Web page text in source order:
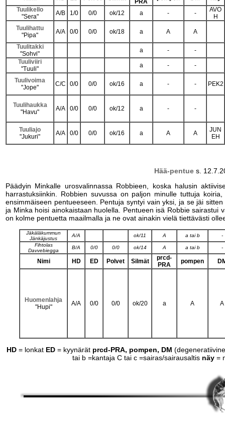
PRA
Tuulikello
"Sera"
A/B 1/0 0/0 ok/12 a - -
AVO
H
Tuulihattu
"Pipa"
A/A 0/0 0/0 ok/18 a A A
Tuulitakki
"Sohvi"
a -
-
Tuuliviiri
"Tuuli"
a - -
Tuulivoima
"Jope"
C/C 0/0 0/0 ok/16 a - - PEK2
Tuulihaukka
"Havu"
A/A 0/0 0/0 ok/12 a - -
Tuuliajo
"Jukuri"
A/A 0/0 0/0 ok/16 a A A
JUN
EH
Hää-pentue s.
Päädyin Minkalle urosvalinnassa Robbieen, koska halusin
harrastuksiinkin. Robbien suvussa on paljon minulle tuttuja
ensimmäiseen pentueeseen. Pentuja syntyi vain yksi, ja se jäi
ja Minka hoisi ainokaistaan huolella. Pentueen isä Robbie sairastui
on kolme pentuetta maailmalla ja ne ovat ainakin vielä tiettävästi
Jäkäläkummun
Jänkäjustus
A/A ok/11 A a tai b
-
Fihtolas
Davvebiegga
B/A 0/0 0/0 ok/14 A a tai b -
Nimi HD ED Polvet Silmät
prcd-
PRA
pompen
Huomenlahja
"Hupi"
A/A 0/0 0/0 ok/20 a A A
HD = lonkat ED = kyynärät prcd-PRA, pompen, DM
tai b =kantaja C tai c =sairas/sairausaltis näy =